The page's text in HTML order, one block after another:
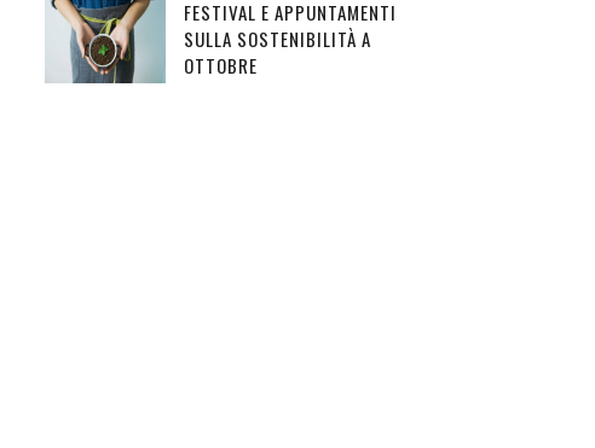
FESTIVAL E APPUNTAMENTI
SULLA SOSTENIBILITÀ A
OTTOBRE